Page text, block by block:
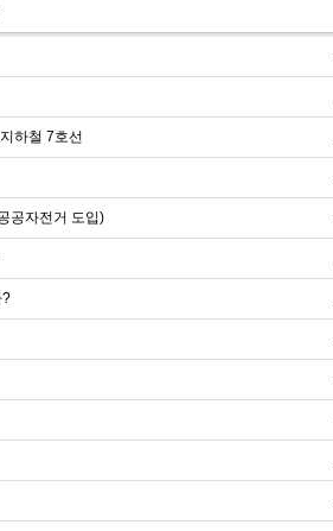
하철 7호선
공자전거 도입)
?